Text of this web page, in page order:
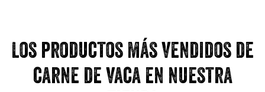
Los productos más vendidos de
carne de vaca en nuestra